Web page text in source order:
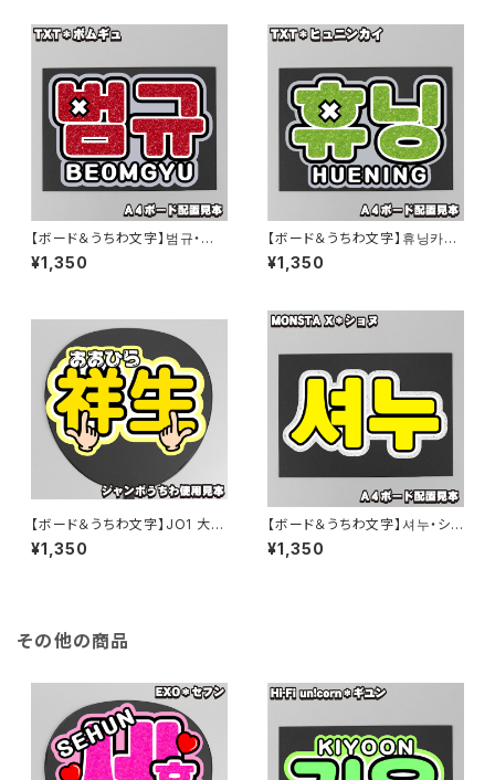
【ボード＆うちわ文字】범규・ボ
ムギュ② 即納 【TOMORROW
X TOGETHER】
¥1,350
【ボード＆うちわ文字】휴닝카
이・ヒュニンカイ② 即納 【TOM
ORROW X TOGETHER】
¥1,350
【ボード＆うちわ文字】JO1 大平
祥生くん①GO to The TOP 即
納 【JO1】
¥1,350
【ボード＆うちわ文字】셔누・ショ
ヌ ③即納 【MONSTA X】
¥1,350
その他の商品